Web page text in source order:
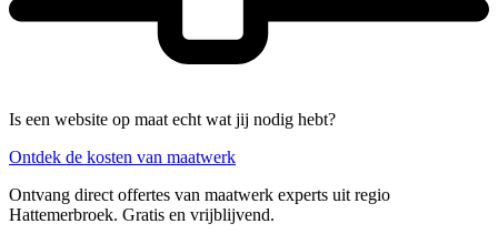
Is een website op maat echt wat jij nodig hebt?
Ontdek de kosten van maatwerk
Ontvang direct offertes van maatwerk experts uit regio
Hattemerbroek. Gratis en vrijblijvend.